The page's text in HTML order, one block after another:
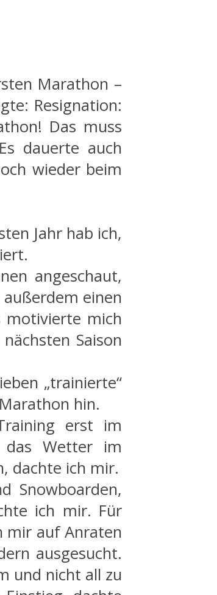
Marathon –
Resignation:
Das muss
dauerte auch
wieder beim
Jahr hab ich,
angeschaut,
einen
motivierte mich
Saison
„trainierte“
hin.
erst im
das Wetter im
dachte ich mir.
Snowboarden,
ich mir. Für
mir auf Anraten
ausgesucht.
und nicht all zu